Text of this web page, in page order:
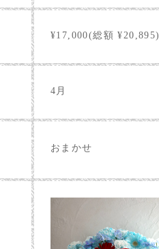
¥17,000(総額 ¥20,895)
4月
おまかせ